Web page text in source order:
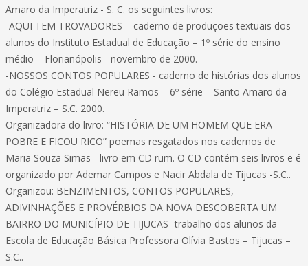
Amaro da Imperatriz - S. C. os seguintes livros:
-AQUI TEM TROVADORES – caderno de produções textuais dos
alunos do Instituto Estadual de Educação – 1º série do ensino
médio – Florianópolis - novembro de 2000.
-NOSSOS CONTOS POPULARES - caderno de histórias dos alunos
do Colégio Estadual Nereu Ramos – 6º série – Santo Amaro da
Imperatriz – S.C. 2000.
Organizadora do livro: “HISTÓRIA DE UM HOMEM QUE ERA
POBRE E FICOU RICO” poemas resgatados nos cadernos de
Maria Souza Simas - livro em CD rum. O CD contém seis livros e é
organizado por Ademar Campos e Nacir Abdala de Tijucas -S.C..
Organizou: BENZIMENTOS, CONTOS POPULARES,
ADIVINHAÇÕES E PROVÉRBIOS DA NOVA DESCOBERTA UM
BAIRRO DO MUNICÍPIO DE TIJUCAS- trabalho dos alunos da
Escola de Educação Básica Professora Olívia Bastos – Tijucas –
S.C..